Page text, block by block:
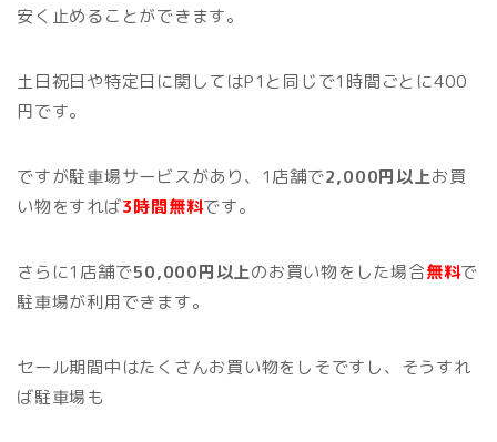
安く止めることができます。
土日祝日や特定日に関してはP1と同じで1時間ごとに400
円です。
ですが駐車場サービスがあり、1店舗で2,000円以上お買
い物をすれば3時間無料です。
さらに1店舗で50,000円以上のお買い物をした場合無料で
駐車場が利用できます。
セール期間中はたくさんお買い物をしそですし、そうすれ
ば駐車場も